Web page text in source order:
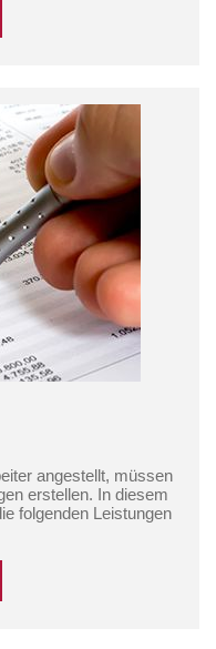
angestellt, müssen
erstellen. In diesem
folgenden Leistungen